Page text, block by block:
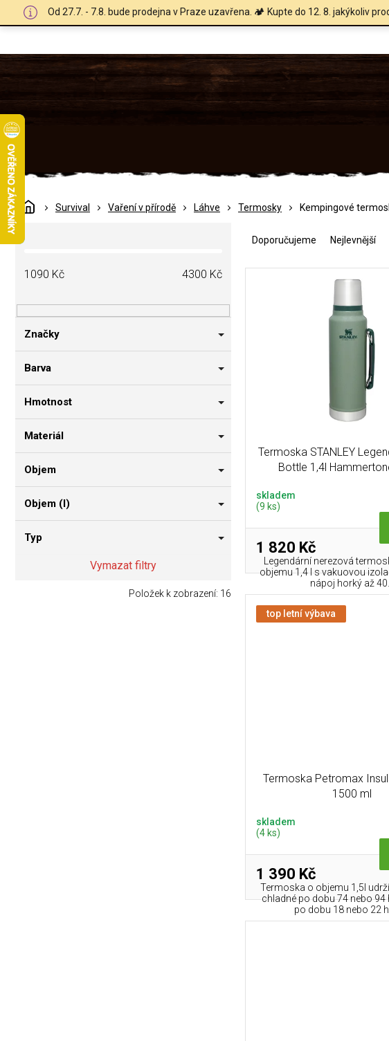
Od 27.7. - 7.8. bude prodejna v Praze uzavřena. 🏕️ Kupte do 12. 8. jakýkoliv
DomůSurvival Vaření v přírodě Láhve Termosky Kempingové
P
o
a
n
í
a
1090 Kč 4300 Kč
Značky
Barva
Hmotnost
Materiál
Objem
Objem (l)
Typ
Vymazat filtry
Položek k zobrazení: 16
e
Doporučujeme Nejlevnější
Termoska STANLEY
Bottle 1,4l
skladem
(9 ks)
1 820 Kč
Legendární nerezová
objemu 1,4 l s vakuovou
nápoj horký až
top letní výbava
Termoska Petromax
1500 ml
skladem
(4 ks)
1 390 Kč
Termoska o objemu 1,5l
chladné po dobu 74 nebo 94
po dobu 18 nebo 22